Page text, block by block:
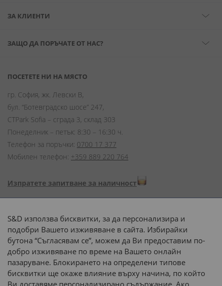
ЗА КЛИЕНТИ
ЗАЩО ДА ПОРЪЧАТЕ ОТ НАС?
ПОСЕТЕТЕ НИ НА МЯСТО
гр. София, жк. Левски В,
бул. “Ботевградско шосе” 247,
CTPark Sofia – сграда 3, склад 303
Понеделник – петък: 8:30 – 16:30 ч.
Телефон за поръчки: 0700 17 377
Мобилен телефон: +359 889 220 764
Изпратете запитване за наличност
Начини на плащане:
Доставка до адрес с:
S&D използва бисквитки, за да персонализира и
подобри Вашето изживяване в сайта. Избирайки
бутона “Съгласявам се”, можем да Ви предоставим по-
добро изживяване по време на Вашето онлайн
пазаруване. Блокирането на определени типове
бисквитки ще окаже влияние върху начина, по който
Ви доставяме персонализирано съдържание. Ако